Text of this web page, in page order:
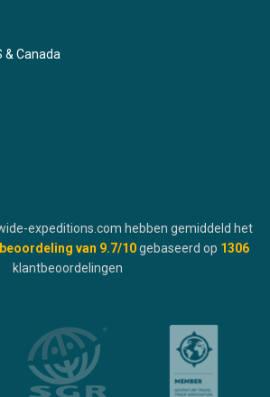
& Canada
expeditions.com hebben gemiddeld het
beoordeling van 9.7/10 gebaseerd op 1306
klantbeoordelingen